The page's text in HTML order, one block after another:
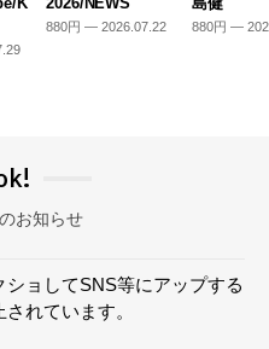
880円 — 2026.07.22 880円 —
お知らせ
ョしてSNS等にアップする
れています。